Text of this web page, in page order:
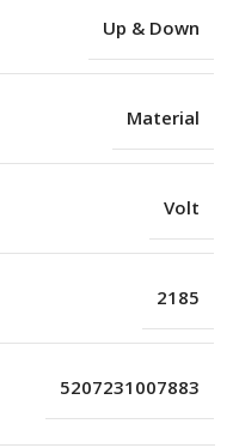
Up & Down
Material
Volt
2185
5207231007883